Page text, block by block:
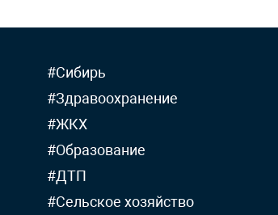
#Сибирь
#Здравоохранение
#ЖКХ
#Образование
#ДТП
#Сельское хозяйство